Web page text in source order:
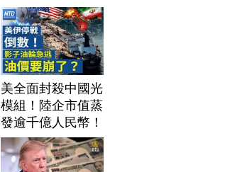
美全面封殺中國光
模組！陸企市值蒸
發逾千億人民幣！
AI資料中心供應鏈
洗牌？台灣喜迎轉